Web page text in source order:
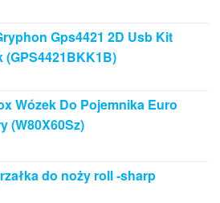
Gps4421 2D Usb Kit
(GPS4421BKK1B)
Wózek Do Pojemnika Euro
(W80X60Sz)
do noży roll -sharp